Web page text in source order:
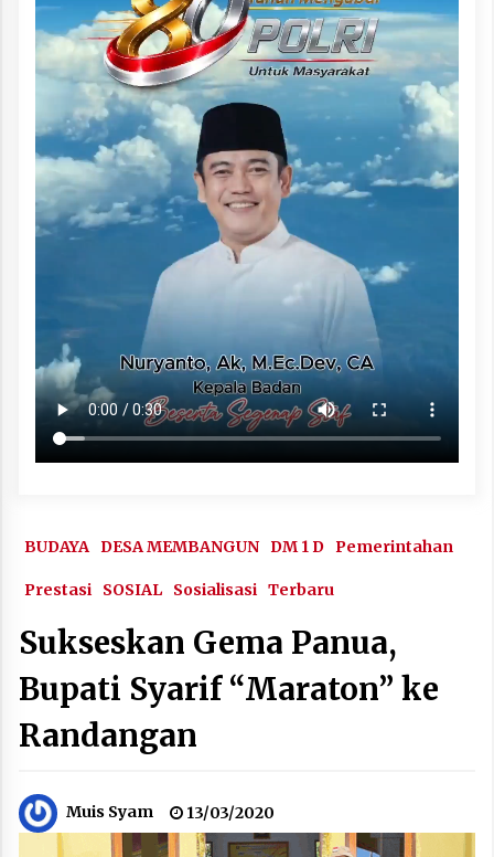
BUDAYA DESA MEMBANGUN DM 1 D Pemerintahan
Prestasi SOSIAL Sosialisasi Terbaru
Sukseskan Gema Panua,
Bupati Syarif “Maraton” ke
Randangan
Muis Syam 13/03/2020